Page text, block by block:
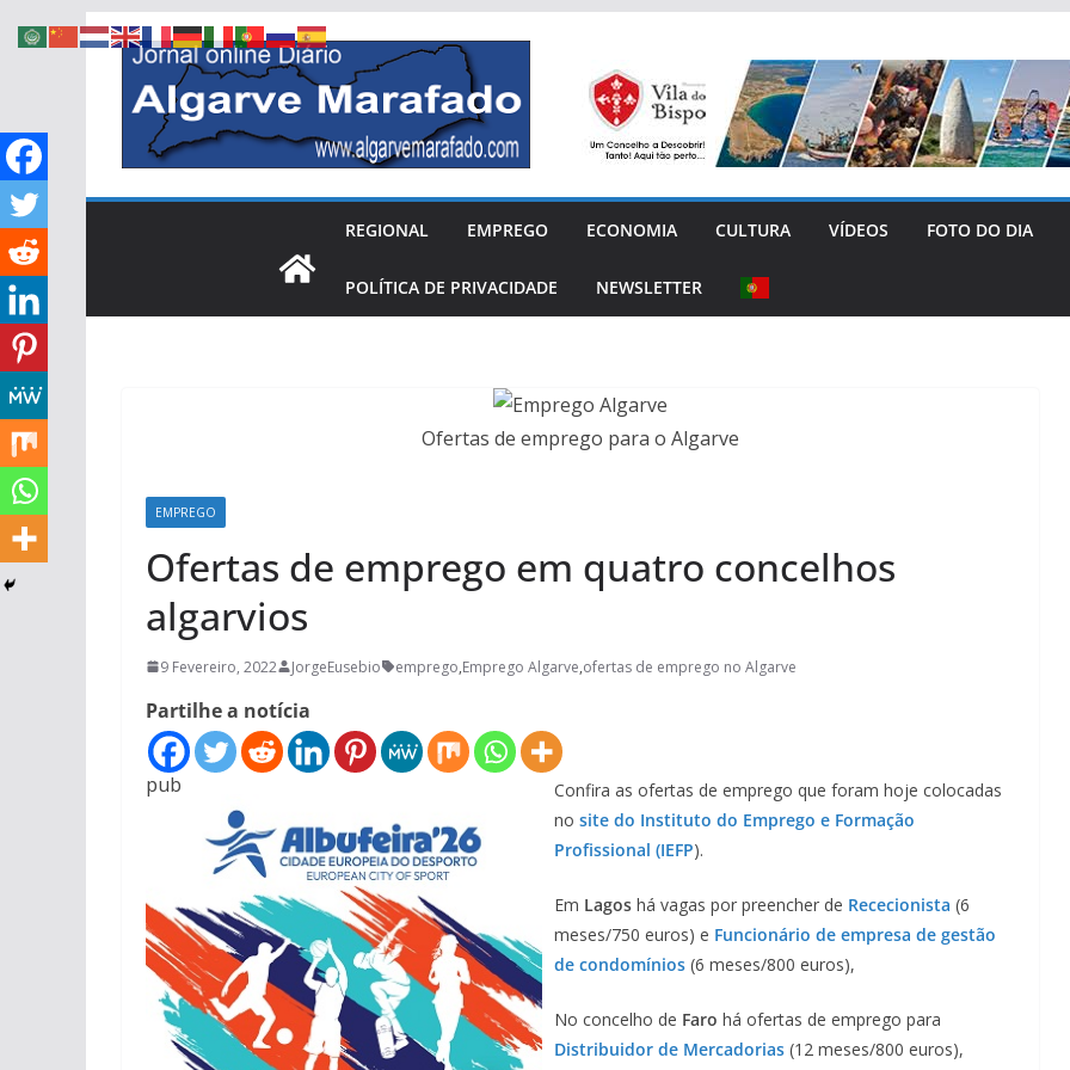
Skip
content
REGIONAL EMPREGO ECONOMIA CULTURA VÍDEOS FOTO DO DIA
POLÍTICA DE PRIVACIDADE NEWSLETTER
Ofertas de emprego para o Algarve
EMPREGO
Ofertas de emprego em quatro concelhos
algarvios
9 Fevereiro, 2022 JorgeEusebio emprego,Emprego Algarve,ofertas de emprego no Algarve
Partilhe a notícia
pub
Confira as ofertas de emprego que foram hoje colocadas
no site do Instituto do Emprego e Formação
Profissional (IEFP).
Em Lagos há vagas por preencher de Rececionista (6
meses/750 euros) e Funcionário de empresa de gestão
de condomínios (6 meses/800 euros),
No concelho de Faro há ofertas de emprego para
Distribuidor de Mercadorias (12 meses/800 euros),